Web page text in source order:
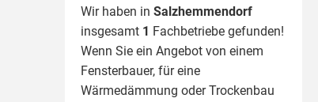
Wir haben in Salzhemmendorf
insgesamt 1 Fachbetriebe gefunden!
Wenn Sie ein Angebot von einem
Fensterbauer, für eine
Wärmedämmung oder Trockenbau